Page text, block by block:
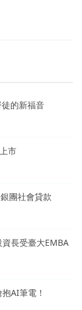
徒的新福音
市
團社會貸款
長受臺大EMBA
AI筆電！